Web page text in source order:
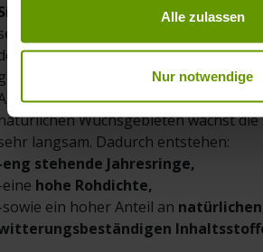
Datenschutz und Privatsphäre
Alle zulassen
Nur notwendige
Lärche
ist ein
dekorativen, lebendigen
hell rötliche Splint, der sich
bis orangebraunen Kernholz
der extremen klimatischen
Wuchsgebieten wächst die
langsam. Dadurch entstehen:
stehende Jahresringe,
hohe Rohdichte,
ein hoher Anteil an